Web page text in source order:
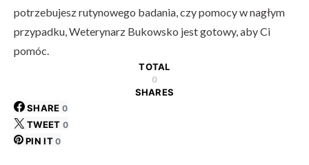
potrzebujesz rutynowego badania, czy pomocy w nagłym
przypadku, Weterynarz Bukowsko jest gotowy, aby Ci
pomóc.
TOTAL
0
SHARES
SHARE 0
TWEET 0
PIN IT 0